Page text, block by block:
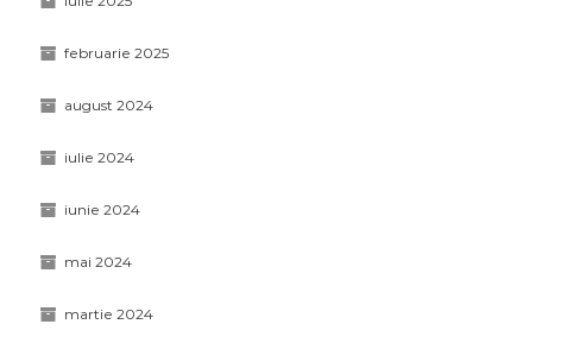
februarie 2025
august 2024
iulie 2024
iunie 2024
mai 2024
martie 2024